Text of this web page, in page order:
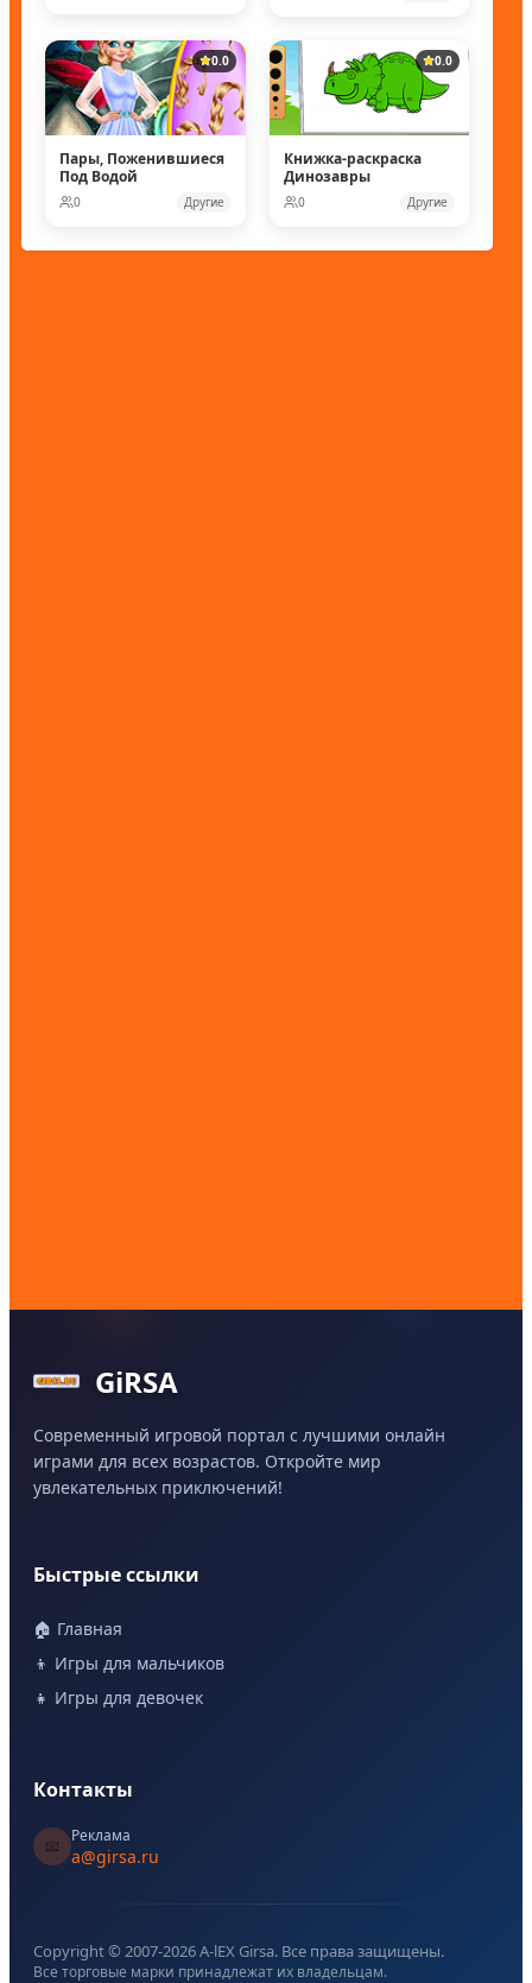
0.0
Пары, Поженившиеся
Под Водой
0 Другие
0.0
Книжка-раскраска
Динозавры
0 Другие
GiRSA
Современный игровой портал с лучшими онлайн
играми для всех возрастов. Откройте мир
увлекательных приключений!
Быстрые ссылки
🏠 Главная
👦 Игры для мальчиков
👧 Игры для девочек
Контакты
📧
Реклама
a@girsa.ru
Copyright © 2007-2026A-lEX Girsa. Все права защищены.
Все торговые марки принадлежат их владельцам.